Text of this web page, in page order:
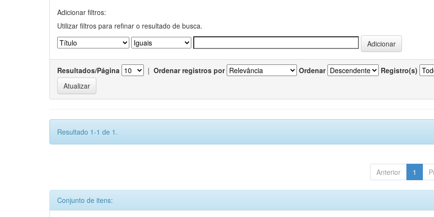
Adicionar filtros:
Utilizar filtros para refinar o resultado de busca.
Resultados/Página | Ordenar registros por Ordenar Registro(s)
Resultado 1-1 de 1.
Anterior 1
Conjunto de itens: